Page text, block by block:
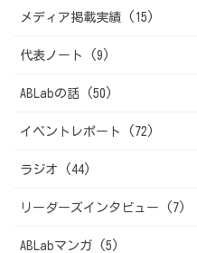
メディア掲載実績 (15)
代表ノート (9)
ABLabの話 (50)
イベントレポート (72)
ラジオ (44)
リーダーズインタビュー (7)
ABLabマンガ (5)